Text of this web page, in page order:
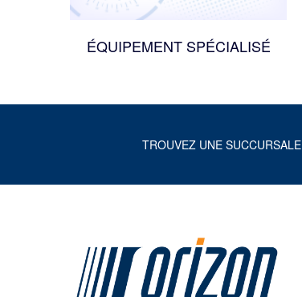
ÉQUIPEMENT SPÉCIALISÉ
TROUVEZ UNE SUCCURSALE